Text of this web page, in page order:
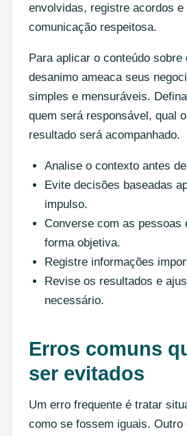
envolvidas, registre acordos e
comunicação respeitosa.
Para aplicar o conteúdo sobre
desanimo ameaca seus
simples e mensuráveis.
quem será responsável, qual
resultado será acompanhado.
Analise o contexto antes
Evite decisões baseadas
impulso.
Converse com as pessoas
forma objetiva.
Registre informações
Revise os resultados e
necessário.
Erros comuns
ser evitados
Um erro frequente é tratar
como se fossem iguais. Outro